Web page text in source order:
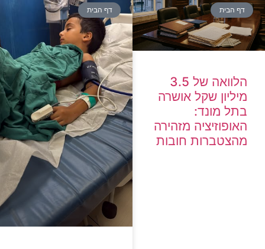
דף הבית
הלוואה של 3.5
מיליון שקל אושרה
בתל מונד:
האופוזיציה מזהירה
מהצטברות חובות
דף הבית